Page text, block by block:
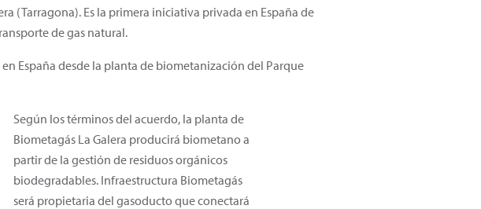
(Tarragona). Es la primera iniciativa privada en España de
de gas natural.
España desde la planta de biometanización del Parque
Según los términos del acuerdo, la planta de
Biometagás La Galera producirá biometano a
partir de la gestión de residuos orgánicos
biodegradables. Infraestructura Biometagás
será propietaria del gasoducto que conectará